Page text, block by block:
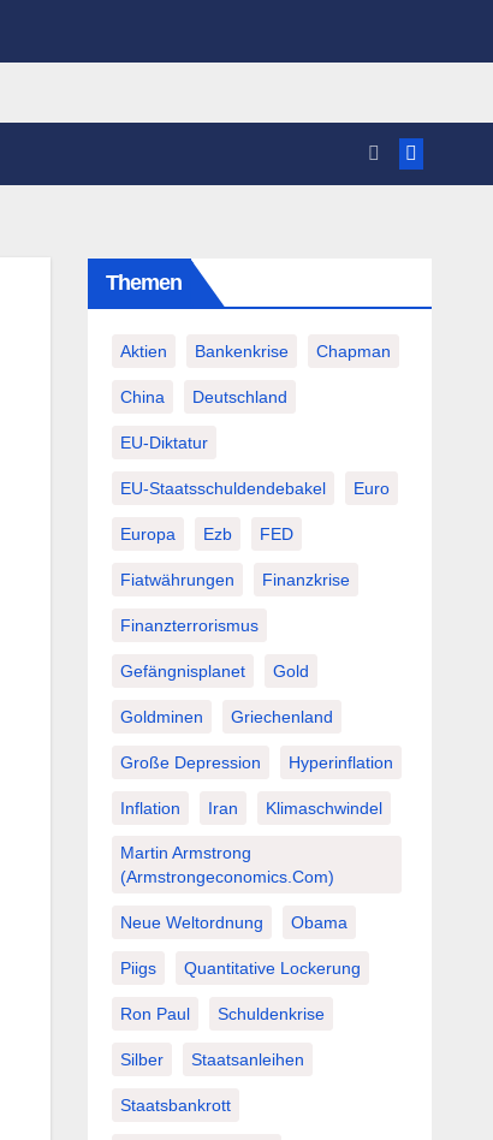
Themen
Aktien Bankenkrise Chapman
China Deutschland
EU-Diktatur
EU-Staatsschuldendebakel Euro
Europa Ezb FED
Fiatwährungen Finanzkrise
Finanzterrorismus
Gefängnisplanet Gold
Goldminen Griechenland
Große Depression Hyperinflation
Inflation Iran Klimaschwindel
Martin Armstrong
(Armstrongeconomics.com)
Neue Weltordnung Obama
Piigs Quantitative Lockerung
Ron Paul Schuldenkrise
Silber Staatsanleihen
Staatsbankrott